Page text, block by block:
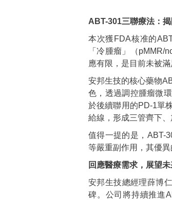
ABT-301三聯療法：
本次獲FDA核准的
「冷腫瘤」（pMMR/
應有限，是目前未被
安邦生技的核心藥物
色，透過調控腫瘤微
於後續聯用的PD-1單
給線，形成三管齊下、
值得一提的是，ABT-
等嚴重副作用，其優
回應醫療需求，展望
安邦生技總經理薛博
碑。公司將持續推進